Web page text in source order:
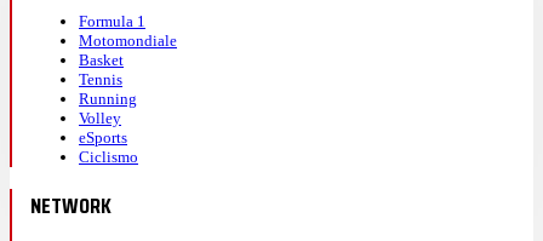
Formula 1
Motomondiale
Basket
Tennis
Running
Volley
eSports
Ciclismo
NETWORK